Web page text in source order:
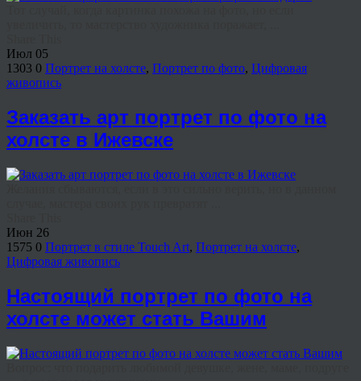
Июл 05
1303 0 Портрет на холсте, Портрет по фото, Цифровая
живопись
Заказать арт портрет по фото на
холсте в Ижевске
Июн 26
1575 0 Портрет в стиле Touch Art, Портрет на холсте,
Цифровая живопись
Настоящий портрет по фото на
холсте может стать Вашим